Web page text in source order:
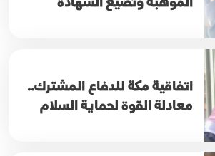
اتفاقية مكة للدفاع المشترك..
معادلة القوة لحماية السلام